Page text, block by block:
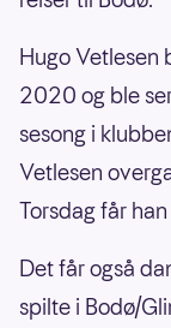
Hugo Vetlesen
2020 og ble
sesong i
Vetlesen
Torsdag får
Det får også
spilte i Bodø/